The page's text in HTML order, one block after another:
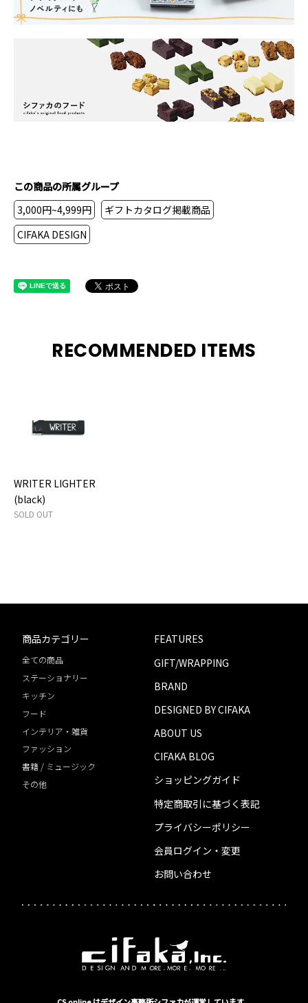
この商品の所属グループ
3,000円~4,999円
ギフトカタログ掲載商品
CIFAKA DESIGN
RECOMMENDED ITEMS
WRITER LIGHTER
(black)
SOLD OUT
商品カテゴリー
全ての商品
ステーショナリー
キッチン
フード
インテリア・雑貨
ファッション
書籍 / ミュージック
その他
FEATURES
GIFT/WRAPPING
BRAND
DESIGNED BY CIFAKA
ABOUT US
CIFAKA BLOG
ショッピングガイド
特定商取引に基づく表記
プライバシーポリシー
会員ログイン・変更
お問い合わせ